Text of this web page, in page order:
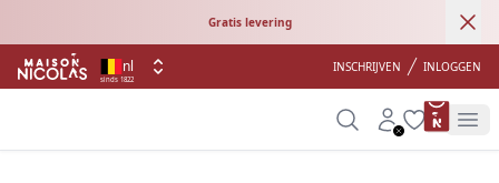
Gratis levering
sinds 1822
nl INSCHRIJVEN INLOGGEN
SearchAccount
Wishlist